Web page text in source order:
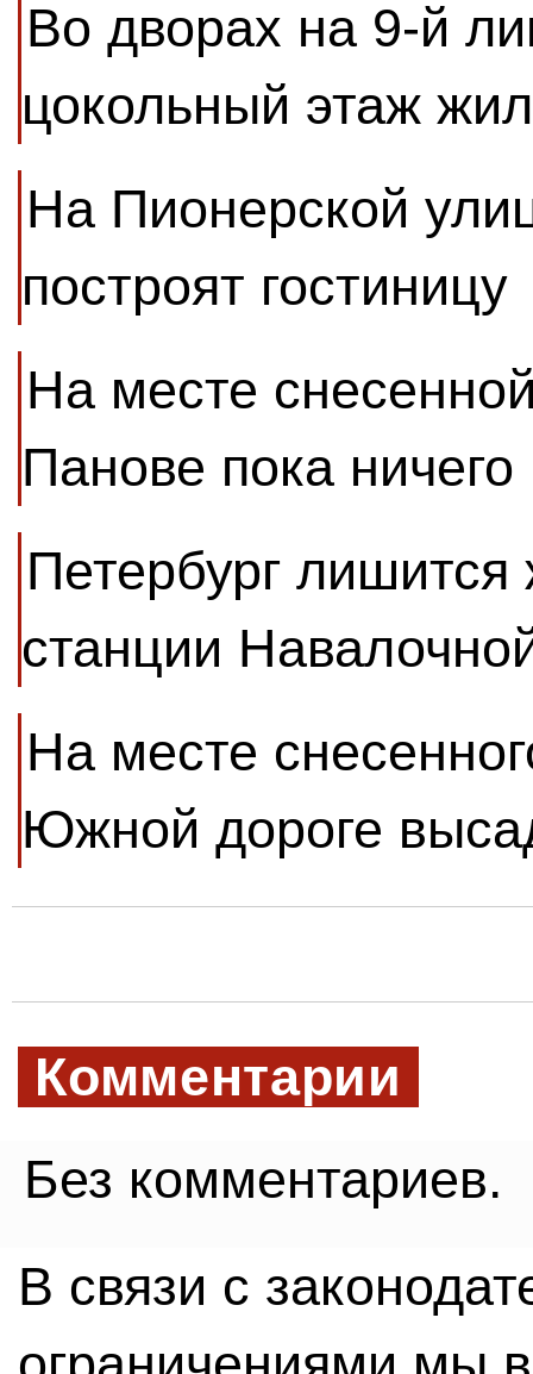
Во дворах на 9-й
цокольный этаж
На Пионерской
построят гостиницу
На месте
Панове пока ничего
Петербург
станции
На месте
Южной дороге
Комментарии
Без комментариев.
В связи с